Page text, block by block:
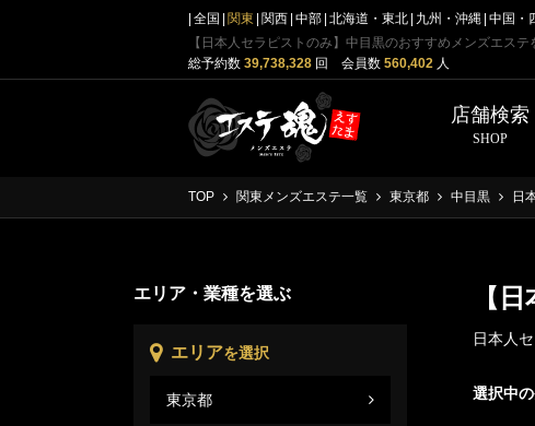
全国 関東 関西 中部 北海道・東北 九州・沖縄 中国・
【日本人セラピストのみ】中目黒のおすすめメンズエステ
総予約数 39,738,328 回 会員数 560,402 人
店舗検索
SHOP
TOP 関東メンズエステ一覧 東京都 中目黒 日
【
日本人
選択中
エリア・業種を選ぶ
エリアを選択
東京都